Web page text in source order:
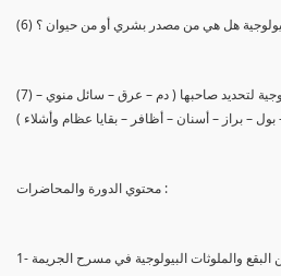
هل هي من مصدر بشري أو من حيوان ؟
(7) إجراء الإختبارات علي العينة البيولوجية لتحديد صاحبها ( دم – عرق – سائل منوي –
– براز – أسنان – أظافر – بقايا عظام وأشلاء )
محتوي الدورة والمحاضرات :
البقع والملوثات البيولوجية في مسرح الجريمة